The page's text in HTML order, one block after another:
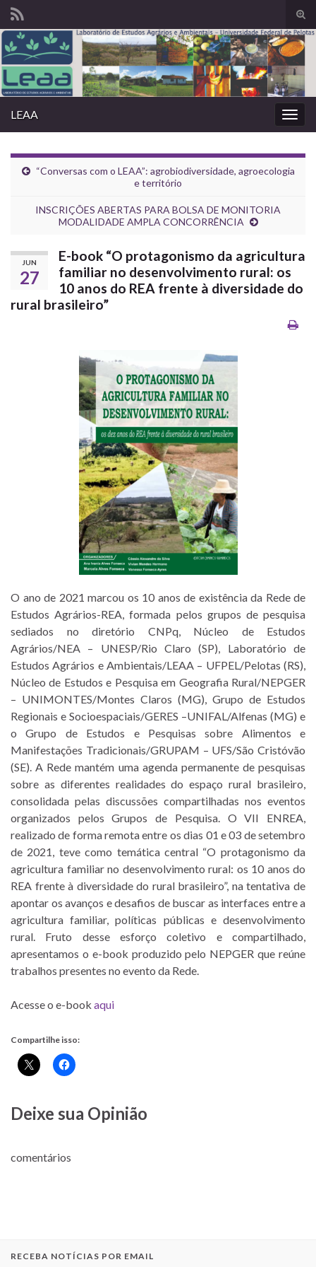
de
Search for:
LEAA
“Conversas com o LEAA”: agrobiodiversidade, agroecologia
e território
INSCRIÇÕES ABERTAS PARA BOLSA DE MONITORIA
MODALIDADE AMPLA CONCORRÊNCIA
JUN
27
E-book “O protagonismo da agricultura
familiar no desenvolvimento rural: os
10 anos do REA frente à diversidade do
rural brasileiro”
O ano de 2021 marcou os 10 anos de existência da Rede de
Estudos Agrários-REA, formada pelos grupos de pesquisa
sediados no diretório CNPq, Núcleo de Estudos
Agrários/NEA – UNESP/Rio Claro (SP), Laboratório de
Estudos Agrários e Ambientais/LEAA – UFPEL/Pelotas (RS),
Núcleo de Estudos e Pesquisa em Geografia Rural/NEPGER
– UNIMONTES/Montes Claros (MG), Grupo de Estudos
Regionais e Socioespaciais/GERES –UNIFAL/Alfenas (MG) e
o Grupo de Estudos e Pesquisas sobre Alimentos e
Manifestações Tradicionais/GRUPAM – UFS/São Cristóvão
(SE). A Rede mantém uma agenda permanente de pesquisas
sobre as diferentes realidades do espaço rural brasileiro,
consolidada pelas discussões compartilhadas nos eventos
organizados pelos Grupos de Pesquisa. O VII ENREA,
realizado de forma remota entre os dias 01 e 03 de setembro
de 2021, teve como temática central “O protagonismo da
agricultura familiar no desenvolvimento rural: os 10 anos do
REA frente à diversidade do rural brasileiro”, na tentativa de
apontar os avanços e desafios de buscar as interfaces entre a
agricultura familiar, políticas públicas e desenvolvimento
rural. Fruto desse esforço coletivo e compartilhado,
apresentamos o e-book produzido pelo NEPGER que reúne
trabalhos presentes no evento da Rede.
Acesse o e-book aqui
Compartilhe isso:
Deixe sua Opinião
comentários
RECEBA NOTÍCIAS POR EMAIL